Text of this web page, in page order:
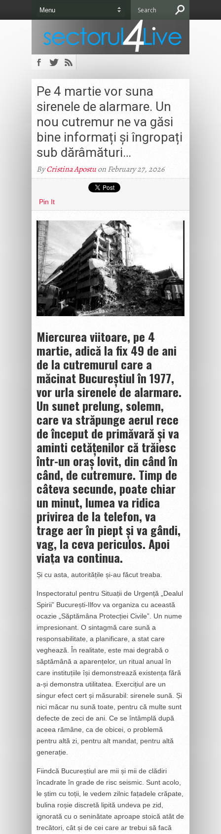
Pe 4 martie vor suna
sirenele de alarmare. Un
nou cutremur ne va găsi
bine informați și îngropați
sub dărâmături…
ByCristina Apostuon February 27, 2026
Pin It
Miercurea viitoare, pe 4
martie, adică la fix 49 de ani
de la cutremurul care a
măcinat Bucureștiul în 1977,
vor urla sirenele de alarmare.
Un sunet prelung, solemn,
care va străpunge aerul rece
de început de primăvară și va
aminti cetățenilor că trăiesc
într-un oraș lovit, din când în
când, de cutremure. Timp de
câteva secunde, poate chiar
un minut, lumea va ridica
privirea de la telefon, va
trage aer în piept și va gândi,
vag, la ceva periculos. Apoi
viața va continua.
Și cu asta, autoritățile și-au făcut treaba.
Inspectoratul pentru Situații de Urgență „Dealul
Spirii” București-Ilfov va organiza cu această
ocazie „Săptămâna Protecției Civile”. Un nume
impresionant. O sintagmă care sună a
responsabilitate, a planificare, a stat care
veghează. În realitate, este mai degrabă o
săptămână a aparențelor, un ritual anual în
care instituțiile își demonstrează existența fără
a-și demonstra utilitatea. Exercițiul are un
singur efect cert și măsurabil: sirenele sună. Și
nici măcar nu sună toate, pentru că multe sunt
defecte de zeci de ani. Ce se întâmplă după
aceea rămâne, ca de obicei, o problemă
pentru altă zi, pentru alt mandat, pentru altă
generație.
Fiindcă Bucureștiul are mii și mii de clădiri
încadrate în grade de risc seismic. Sunt acolo,
le știm cu toții, le vedem zilnic fațadele crăpate,
bulina roșie discretă lipită undeva pe zid,
ignorată cu o seninătate aproape stoică atât de
trecători, cât și de cei care ar trebui să facă